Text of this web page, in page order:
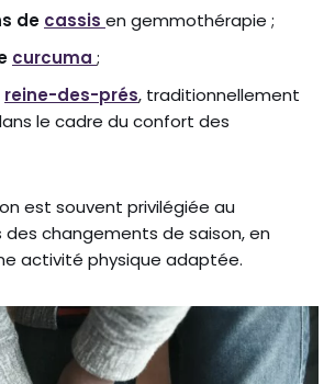
de cassis en gemmothérapie ;
curcuma ;
reine-des-prés, traditionnellement
le cadre du confort des
est souvent privilégiée au
changements de saison, en
activité physique adaptée.